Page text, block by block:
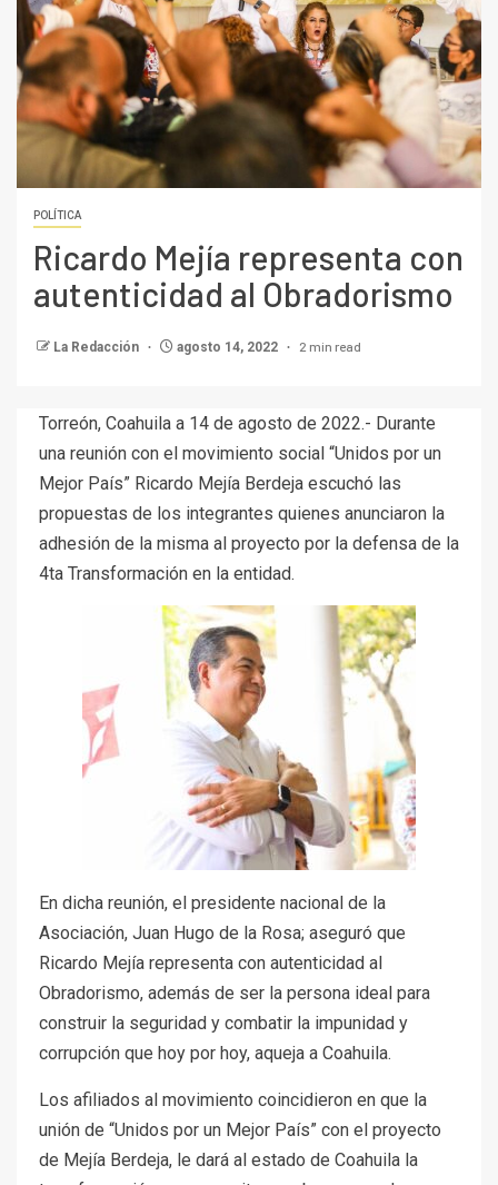
POLÍTICA
Ricardo Mejía representa con
autenticidad al Obradorismo
La Redacción agosto 14, 2022 2 min read
Torreón, Coahuila a 14 de agosto de 2022.- Durante
una reunión con el movimiento social “Unidos por un
Mejor País” Ricardo Mejía Berdeja escuchó las
propuestas de los integrantes quienes anunciaron la
adhesión de la misma al proyecto por la defensa de la
4ta Transformación en la entidad.
En dicha reunión, el presidente nacional de la
Asociación, Juan Hugo de la Rosa; aseguró que
Ricardo Mejía representa con autenticidad al
Obradorismo, además de ser la persona ideal para
construir la seguridad y combatir la impunidad y
corrupción que hoy por hoy, aqueja a Coahuila.
Los afiliados al movimiento coincidieron en que la
unión de “Unidos por un Mejor País” con el proyecto
de Mejía Berdeja, le dará al estado de Coahuila la